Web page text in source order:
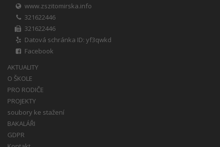
www.zszitomirska.info
321622446
321622446
Datová schránka ID: yf3qwkd
Facebook
AKTUALITY
O ŠKOLE
PRO RODIČE
PROJEKTY
soubory ke stažení
BAKALÁŘI
GDPR